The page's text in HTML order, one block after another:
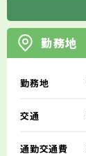
勤務地
勤務地
交通
通勤交通費